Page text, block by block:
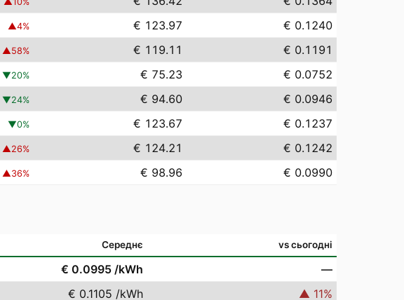
▲4% € 123.97
€ 0.1240
▲58% € 119.11
€ 0.1191
▼20% € 75.23
€ 0.0752
▼24% € 94.60
€ 0.0946
▼0% € 123.67
€ 0.1237
▲26% € 124.21
€ 0.1242
▲36% € 98.96 € 0.0990
Середнє vs сьогодні
€ 0.0995 /kWh
—
€ 0.1105 /kWh ▲ 11%